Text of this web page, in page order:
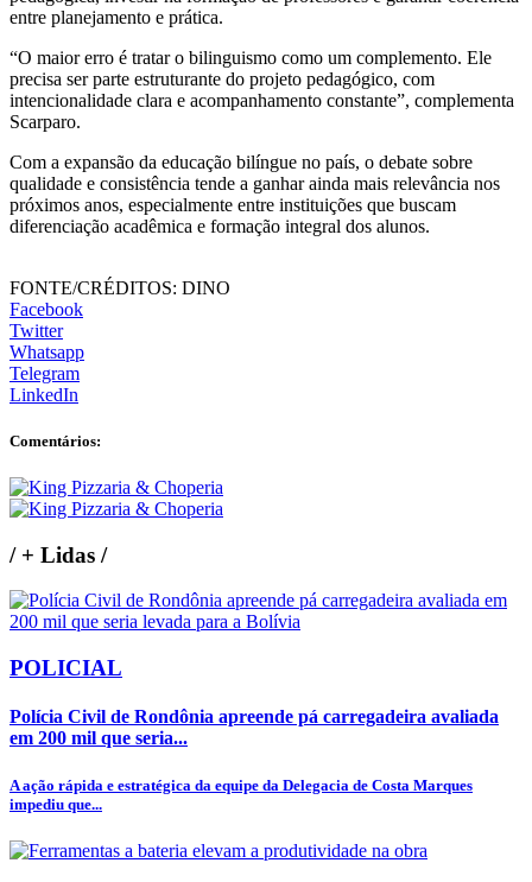
entre planejamento e prática.
“O maior erro é tratar o bilinguismo como um complemento. Ele
precisa ser parte estruturante do projeto pedagógico, com
intencionalidade clara e acompanhamento constante”, complementa
Scarparo.
Com a expansão da educação bilíngue no país, o debate sobre
qualidade e consistência tende a ganhar ainda mais relevância nos
próximos anos, especialmente entre instituições que buscam
diferenciação acadêmica e formação integral dos alunos.
FONTE/CRÉDITOS: DINO
Facebook
Twitter
Whatsapp
Telegram
LinkedIn
Comentários:
/+ Lidas /
POLICIAL
Polícia Civil de Rondônia apreende pá carregadeira avaliada
em 200 mil que seria...
A ação rápida e estratégica da equipe da Delegacia de Costa Marques
impediu que...